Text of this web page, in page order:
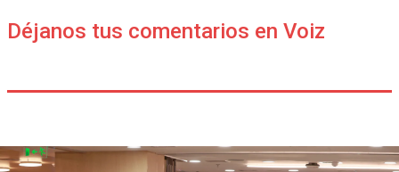
Déjanos tus comentarios en Voiz